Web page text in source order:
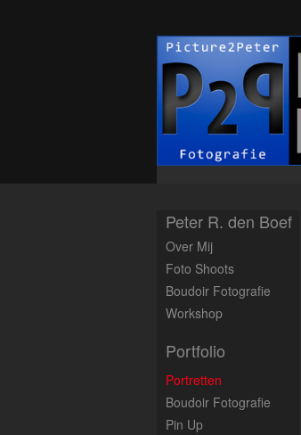
Peter R. den Boef
Over Mij
Foto Shoots
Boudoir Fotografie
Workshop
Portfolio
Portretten
Boudoir Fotografie
Pin Up